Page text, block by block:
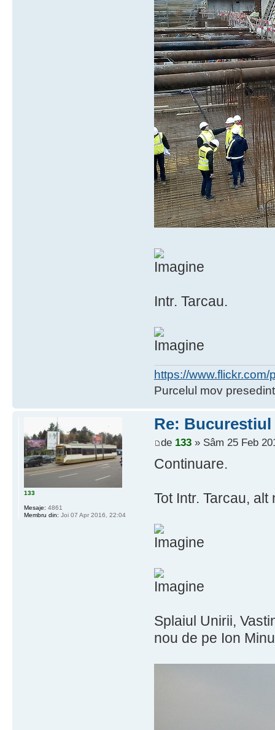
Intr. Tarcau.
https://
Purcelul mov
Re:
de 133» Sâm 25 Feb
Continuare.
Tot Intr. Tarcau, alt
Splaiul Unirii,
nou de pe Ion
133
Mesaje: 4861
Membru din: Joi 07 Apr 2016, 22:04